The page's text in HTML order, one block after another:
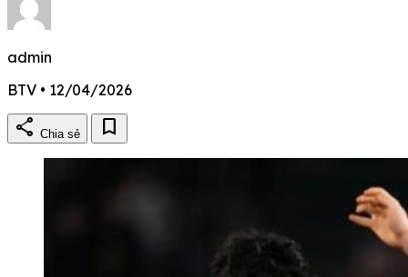
admin
BTV • 12/04/2026
share Chia sẻ bookmark